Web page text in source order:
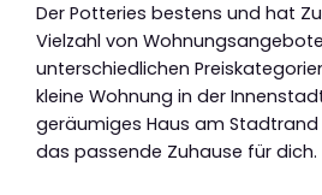
Der Potteries bestens und hat
Vielzahl von
unterschiedlichen
kleine Wohnung in der
geräumiges Haus am
das passende Zuhause für dich.